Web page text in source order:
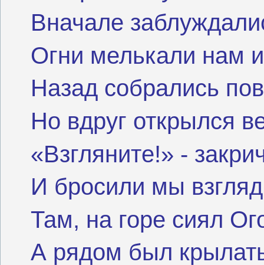
Вначале
Огни мелькали нам
Назад собрались
Но вдруг открылся
«Взгляните!» -
И бросили мы
Там, на горе сиял
А рядом был